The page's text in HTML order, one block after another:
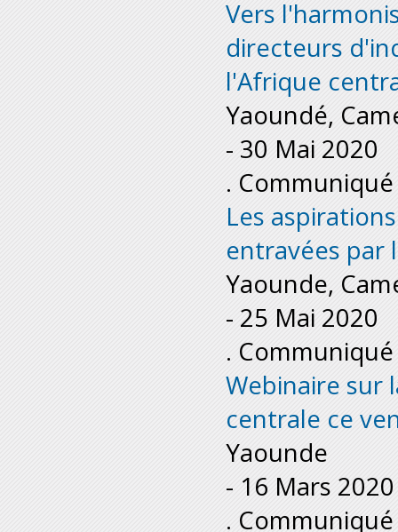
Vers
directeurs
l'Afrique
Yaoundé,
- 30 Mai 2020
.
Les
entravées par
Yaounde,
- 25 Mai 2020
.
Webinaire sur
centrale ce
Yaounde
- 16 Mars 2020
.